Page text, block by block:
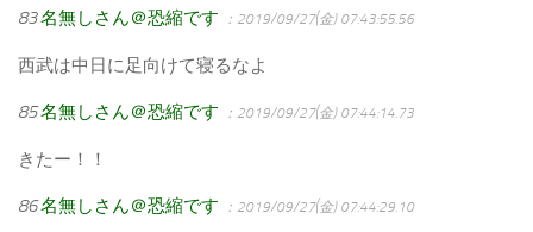
83名無しさん＠恐縮です ：2019/09/27(金) 07:43:55.56
西武は中日に足向けて寝るなよ
85名無しさん＠恐縮です ：2019/09/27(金) 07:44:14.73
きたー！！
86名無しさん＠恐縮です ：2019/09/27(金) 07:44:29.10